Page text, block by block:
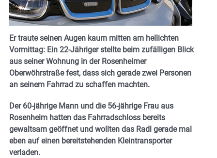
Er traute seinen Augen kaum mitten am hellichten
Vormittag: Ein 22-Jähriger stellte beim zufälligen Blick
aus seiner Wohnung in der Rosenheimer
Oberwöhrstraße fest, dass sich gerade zwei Personen
an seinem Fahrrad zu schaffen machten.
Der 60-jährige Mann und die 56-jährige Frau aus
Rosenheim hatten das Fahrradschloss bereits
gewaltsam geöffnet und wollten das Radl gerade mal
eben auf einen bereitstehenden Kleintransporter
verladen.